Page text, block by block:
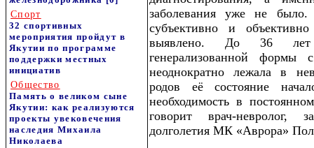
Спорт
32 спортивных
мероприятия пройдут в
Якутии по программе
поддержки местных
инициатив
Общество
Память о великом сыне
Якутии: как реализуются
проекты увековечения
наследия Михаила
Николаева
заболевания уже не
субъективно и
выявлено. До 36 лет
генерализованной
неоднократно лежала в
родов её состояние
необходимость в
говорит врач-невролог,
долголетия МК «Аврора»